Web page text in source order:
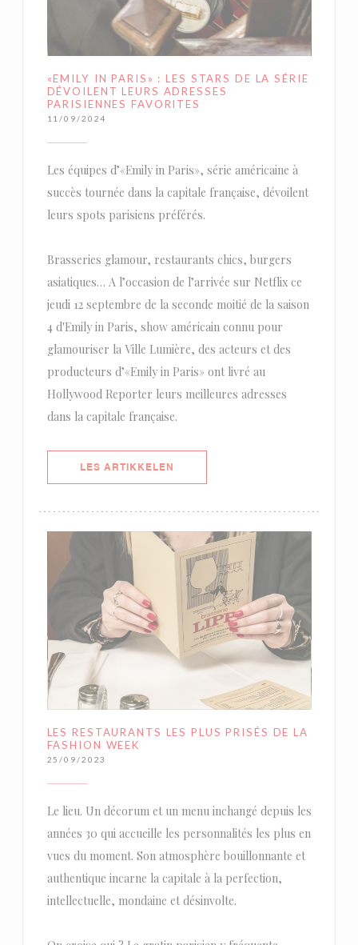
«EMILY IN PARIS» : LES STARS DE LA SÉRIE
DÉVOILENT LEURS ADRESSES
PARISIENNES FAVORITES
11/09/2024
Les équipes d’«Emily in Paris», série américaine à
succès tournée dans la capitale française, dévoilent
leurs spots parisiens préférés.
Brasseries glamour, restaurants chics, burgers
asiatiques… A l’occasion de l’arrivée sur Netflix ce
jeudi 12 septembre de la seconde moitié de la saison
4 d'Emily in Paris, show américain connu pour
glamouriser la Ville Lumière, des acteurs et des
producteurs d’«Emily in Paris» ont livré au
Hollywood Reporter leurs meilleures adresses
dans la capitale française.
LES ARTIKKELEN
LES RESTAURANTS LES PLUS PRISÉS DE LA
FASHION WEEK
25/09/2023
Le lieu. Un décorum et un menu inchangé depuis les
années 30 qui accueille les personnalités les plus en
vues du moment. Son atmosphère bouillonnante et
authentique incarne la capitale à la perfection,
intellectuelle, mondaine et désinvolte.